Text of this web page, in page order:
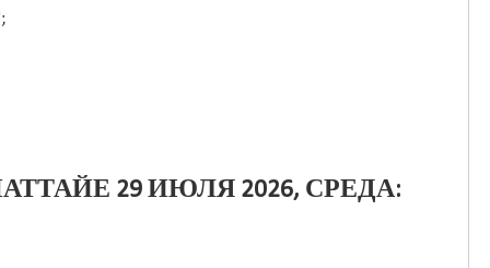
29 ИЮЛЯ 2026, СРЕДА: